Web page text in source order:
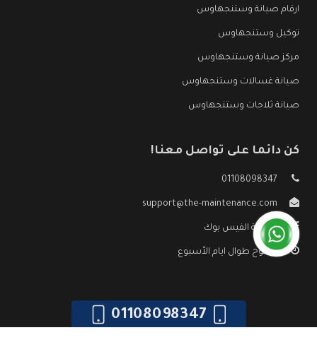
ارقام صيانة وستنجهاوس
توكيل وستنجهاوس
مركز صيانة وستنجهاوس
صيانة غسالات وستنجهاوس
صيانة ثلاجات وستنجهاوس
كن دائما على تواصل معنا!
01108098347
support@the-maintenance.com
صفحة الفيس بوك
مفتوح طوال ايام الأسبوع
01108098347